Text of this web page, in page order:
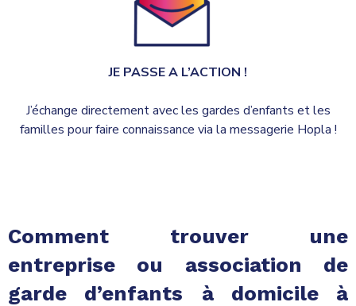
JE PASSE A L’ACTION !
J’échange directement avec les gardes d’enfants et les
familles pour faire connaissance via la messagerie Hopla !
Comment trouver une
entreprise ou association de
garde d’enfants
à domicile à